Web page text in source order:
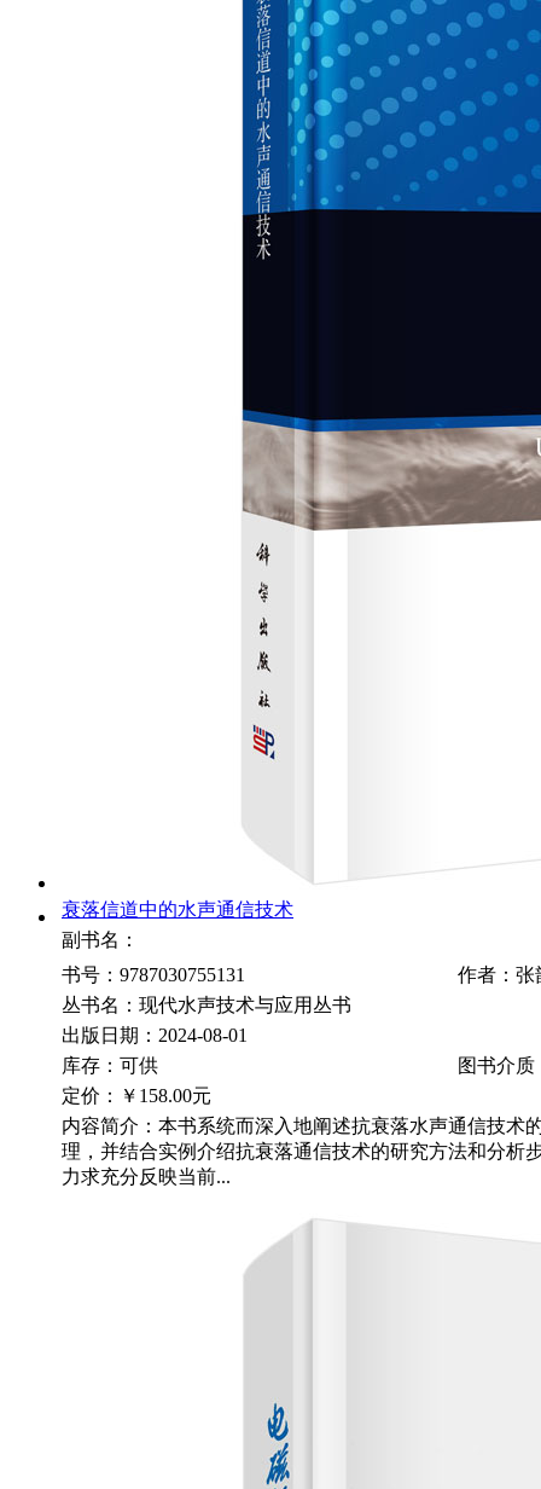
衰落信道中的水声通信技术
副书名：
书号：9787030755131
作者：张
丛书名：现代水声技术与应用丛书
出版日期：2024-08-01
库存：可供
图书介质
定价：
￥158.00元
内容简介：本书系统而深入地阐述抗衰落水声通信技术
理，并结合实例介绍抗衰落通信技术的研究方法和分析
力求充分反映当前...